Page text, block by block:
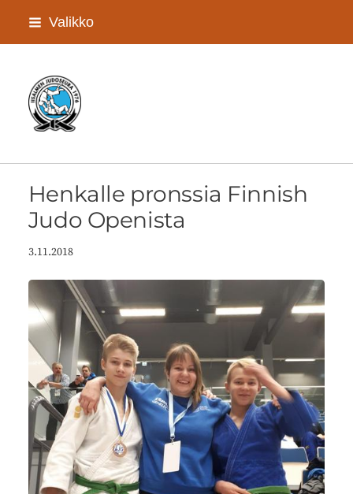
Siirry
Valikko
Iisalmen Judoseura ry
Henkalle pronssia Finnish
Judo Openista
3.11.2018